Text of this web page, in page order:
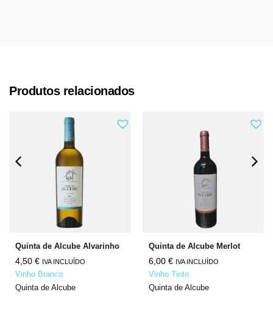
Produtos relacionados
Quinta de Alcube Alvarinho
4,50 € IVA INCLUÍDO
Vinho Branco
Quinta de Alcube
Quinta de Alcube Merlot
6,00 € IVA INCLUÍDO
Vinho Tinto
Quinta de Alcube